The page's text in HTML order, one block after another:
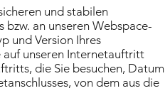
und stabilen
an unseren Webspace-
und Version Ihres
auf unseren Internetauftritt
die Sie besuchen, Datum
von dem aus die